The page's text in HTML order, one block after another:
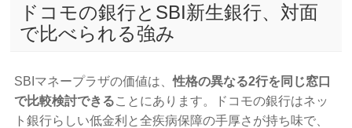
ドコモの銀行とSBI新生銀行、対面
で比べられる強み
SBIマネープラザの価値は、性格の異なる2行を同じ窓口
で比較検討できることにあります。ドコモの銀行はネッ
ト銀行らしい低金利と全疾病保障の手厚さが持ち味で、